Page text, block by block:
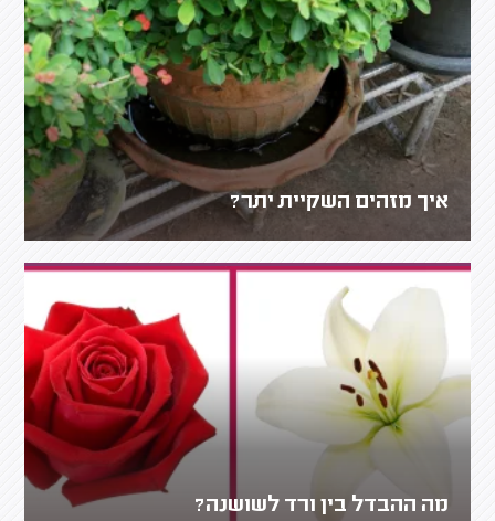
איך מזהים השקיית יתר?
מה ההבדל בין ורד לשושנה?